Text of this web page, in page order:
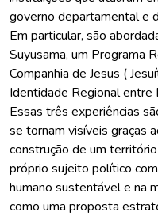
governo departamental e
Em particular, são
Suyusama, um Programa
Companhia de Jesus (
Identidade Regional entre
Essas três experiências
se tornam visíveis graças
construção de um
próprio sujeito político
humano sustentável e na
como uma proposta